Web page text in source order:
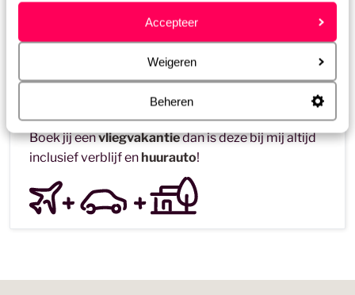
Accepteer
Weigeren
Beheren
lokale wijnen of wandel over de kliffen van de Ponta da
Piedade. Meer wandeltips nodig? Lees hier al mijn
tips en
charmante steden in de Algarve
Boek jij eenvliegvakantiedan is deze bij mij altijd
inclusief verblijf en huurauto!